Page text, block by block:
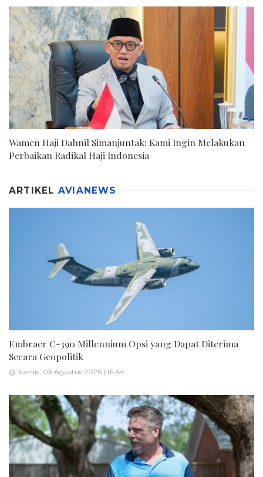
Wamen Haji Dahnil Simanjuntak: Kami Ingin Melakukan
Perbaikan Radikal Haji Indonesia
ARTIKEL AVIANEWS
Embraer C-390 Millennium Opsi yang Dapat Diterima
Secara Geopolitik
Kamis, 06 Agustus 2026 | 16:44